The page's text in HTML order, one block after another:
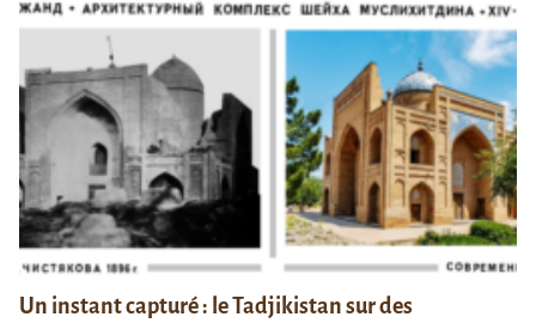
Un instant capturé : le Tadjikistan sur des